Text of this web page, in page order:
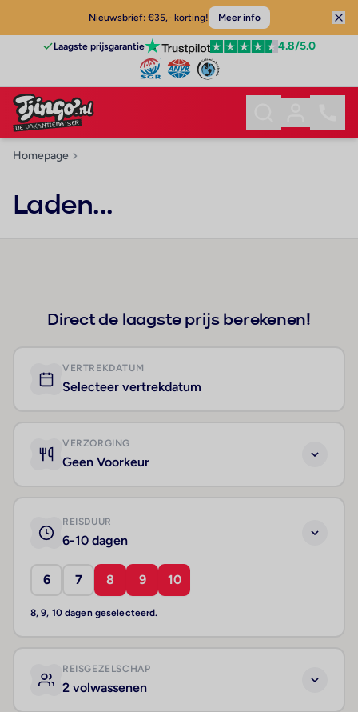
Nieuwsbrief: €35,- korting! Meer info
Laagste prijsgarantie 4.8/5.0
Homepage
Laden...
Direct de laagste prijs berekenen!
VERTREKDATUM
Selecteer vertrekdatum
VERZORGING
Geen Voorkeur
REISDUUR
6-10 dagen
6 7 8 9 10
8, 9, 10 dagen geselecteerd.
REISGEZELSCHAP
2 volwassenen